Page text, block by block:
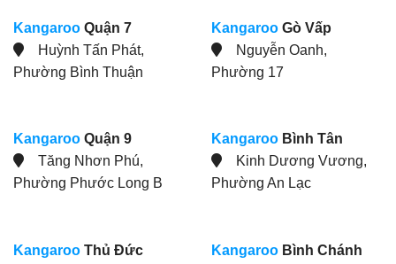
Kangaroo Quận 7
Huỳnh Tấn Phát,
Phường Bình Thuận
Kangaroo Gò Vấp
Nguyễn Oanh,
Phường 17
Kangaroo Quận 9
Tăng Nhơn Phú,
Phường Phước Long B
Kangaroo Bình Tân
Kinh Dương Vương,
Phường An Lạc
Kangaroo Thủ Đức
Kangaroo Bình Chánh